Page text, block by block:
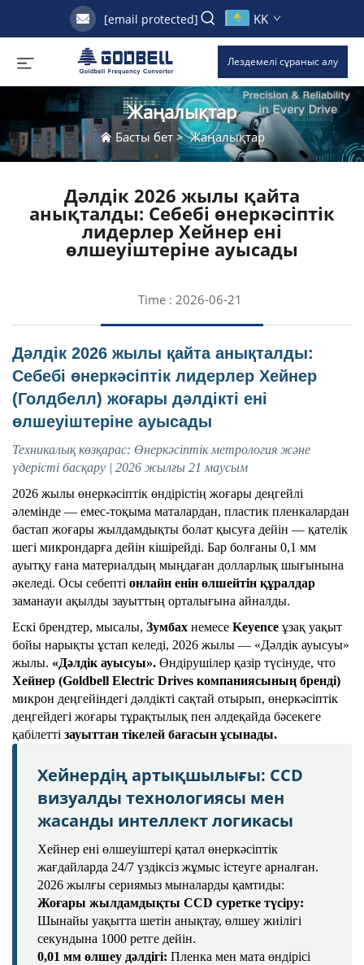
[email protected] KK
Лездемелі сұраныс алу
Жаңалықтар
Басты бет>Жаңалықтар
Дәлдік 2026 жылы қайта
анықталды: Себебі өнеркәсіптік
лидерлер Хейнер ені
өлшеуіштеріне ауысады
Time : 2026-06-21
Дәлдік 2026 жылы қайта анықталды:
Себебі өнеркәсіптік лидерлер Хейнер
(Голдбелл) жоғары дәлдікті ені
өлшеуіштеріне ауысады
Техникалық көзқарас: Өнеркәсіптік метрология және
үдерісті басқару | 2026 жылғы 21 маусым
2026 жылы өнеркәсіптік өндірістің жоғары деңгейлі
әлемінде — емес-тоқыма маталардан, пластик пленкалардан
бастап жоғары жылдамдықты болат қысуға дейін — қателік
шегі микрондарға дейін кішірейді. Бар болғаны 0,1 мм
ауытқу ғана материалдың мыңдаған долларлық шығынына
әкеледі. Осы себепті онлайн енін өлшейтін құралдар
заманауи ақылды зауыттың орталығына айналды.
Ескі брендтер, мысалы, Зумбах немесе Keyence ұзақ уақыт
бойы нарықты ұстап келеді, 2026 жылы — «Дәлдік ауысуы»
жылы. «Дәлдік ауысуы». Өндірушілер қазір түсінуде, что
Хейнер (Goldbell Electric Drives компаниясының бренді)
микрон деңгейіндегі дәлдікті сақтай отырып, өнеркәсіптік
деңгейдегі жоғары тұрақтылық пен әлдеқайда бәсекеге
қабілетті зауыттан тікелей бағасын ұсынады.
Хейнердің артықшылығы: CCD
визуалды технологиясы мен
жасанды интеллект логикасы
Хейнер ені өлшеуіштері қатал өнеркәсіптік
жағдайларда 24/7 үздіксіз жұмыс істеуге арналған.
2026 жылғы сериямыз мыналарды қамтиды:
Жоғары жылдамдықты CCD суретке түсіру:
Шынайы уақытта шетін анықтау, өлшеу жиілігі
секундына 1000 ретге дейін.
0,01 мм өлшеу дәлдігі: Пленка мен мата өндірісі